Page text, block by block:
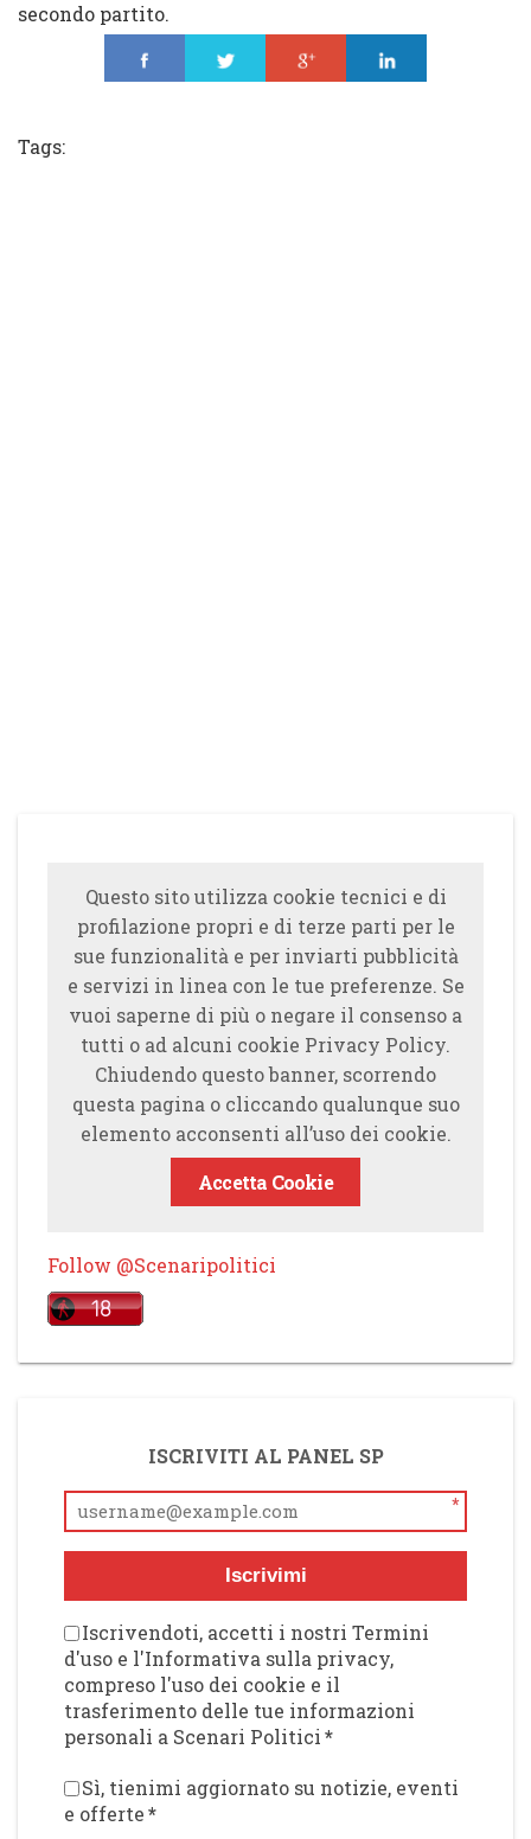
secondo partito.
Tags:
Questo sito utilizza cookie tecnici e di
profilazione propri e di terze parti per le
sue funzionalità e per inviarti pubblicità
e servizi in linea con le tue preferenze. Se
vuoi saperne di più o negare il consenso a
tutti o ad alcuni cookie Privacy Policy.
Chiudendo questo banner, scorrendo
questa pagina o cliccando qualunque suo
elemento acconsenti all’uso dei cookie.
Accetta Cookie
Follow @Scenaripolitici
ISCRIVITI AL PANEL SP
*
Iscrivimi
Iscrivendoti, accetti i nostri Termini
d'uso e l'Informativa sulla privacy,
compreso l'uso dei cookie e il
trasferimento delle tue informazioni
personali a Scenari Politici*
Sì, tienimi aggiornato su notizie, eventi
e offerte*